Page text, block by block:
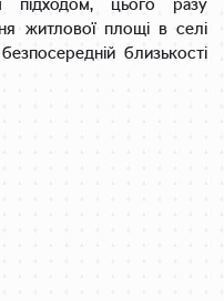
підходом, цього разу
житлової площі в селі
близькості